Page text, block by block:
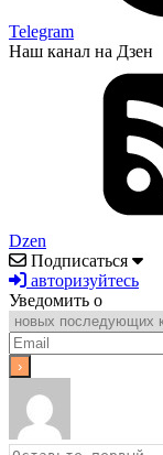
Telegram
Наш канал на Дзен
Dzen
Подписаться
авторизуйтесь
Уведомить о